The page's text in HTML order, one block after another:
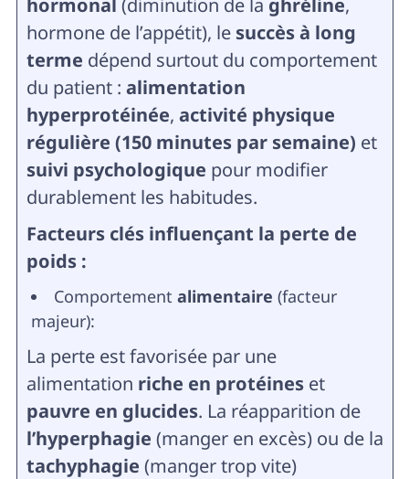
hormone de l’appétit), le succès à long
terme dépend surtout du comportement
du patient : alimentation
hyperprotéinée, activité physique
régulière (150 minutes par semaine) et
suivi psychologique pour modifier
durablement les habitudes.
Facteurs clés influençant la perte de
poids :
Comportement alimentaire (facteur
majeur):
La perte est favorisée par une
alimentation riche en protéineset
pauvre en glucides. La réapparition de
l’hyperphagie (manger en excès) ou de la
tachyphagie (manger trop vite)